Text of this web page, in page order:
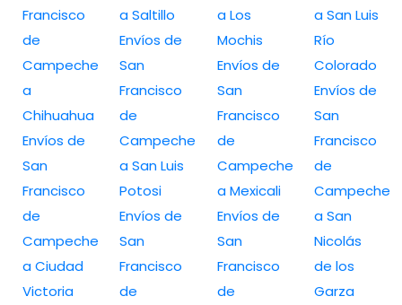
Francisco
de
Campeche
a
Chihuahua
Envíos de
San
Francisco
de
Campeche
a Ciudad
Victoria
a Saltillo
Envíos de
San
Francisco
de
Campeche
a San Luis
Potosi
Envíos de
San
Francisco
de
a Los
Mochis
Envíos de
San
Francisco
de
Campeche
a Mexicali
Envíos de
San
Francisco
de
a San Luis
Río
Colorado
Envíos de
San
Francisco
de
Campeche
a San
Nicolás
de los
Garza